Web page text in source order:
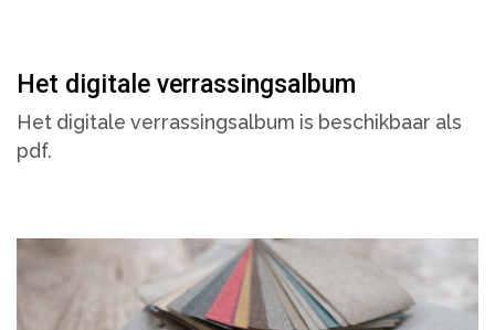
Het digitale verrassingsalbum
Het digitale verrassingsalbum is beschikbaar als
pdf.